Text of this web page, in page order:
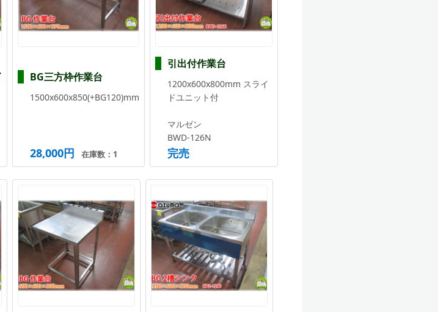
BG三方枠作業台
1500x600x850(+BG120)mm
28,000円 在庫数：1
引出付作業台
1200x600x800mm スライ
ドユニット付
マルゼン
BWD-126N
完売